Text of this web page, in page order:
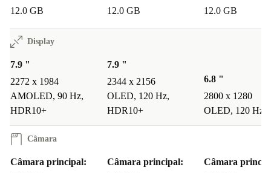
12.0 GB
12.0 GB
12.0 GB
Display
7.9 "
2272 x 1984
AMOLED, 90 Hz,
HDR10+
7.9 "
2344 x 2156
OLED, 120 Hz,
HDR10+
6.8 "
2800 x 1280
OLED, 120 Hz
Câmara
Câmara principal:
Câmara principal:
Câmara